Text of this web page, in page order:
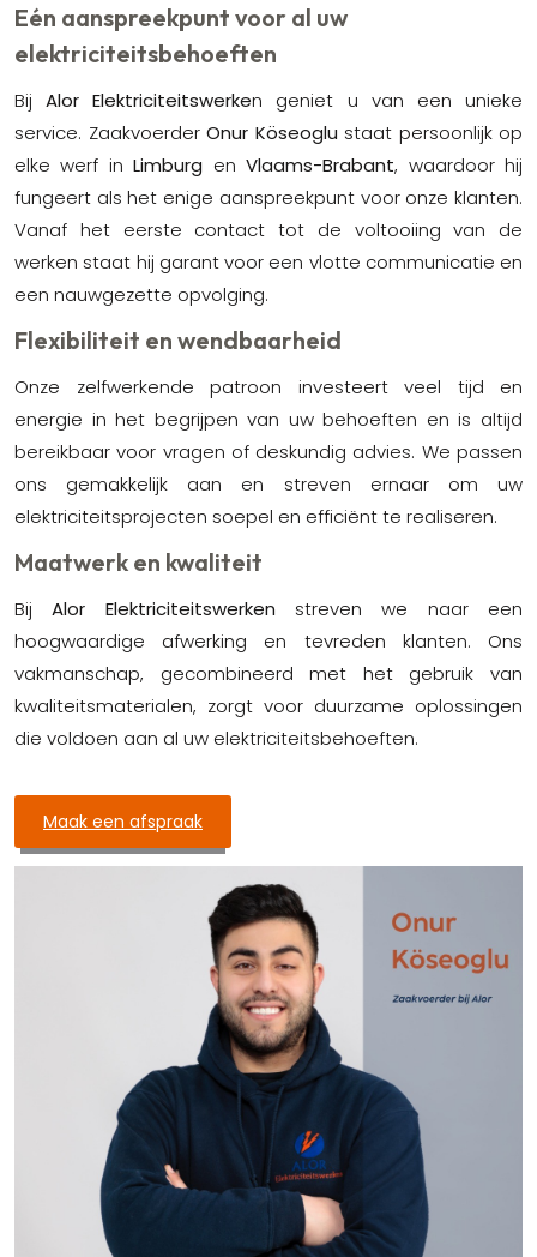
Eén aanspreekpunt voor al uw
elektriciteitsbehoeften
BijAlor Elektriciteitswerken geniet u van een unieke
service. Zaakvoerder Onur Köseoglu staat persoonlijk op
elke werf inLimburg enVlaams-Brabant, waardoor hij
fungeert als het enige aanspreekpunt voor onze klanten.
Vanaf het eerste contact tot de voltooiing van de
werken staat hij garant voor een vlotte communicatie en
een nauwgezette opvolging.
Flexibiliteit en wendbaarheid
Onze zelfwerkende patroon investeert veel tijd en
energie in het begrijpen van uw behoeften en is altijd
bereikbaar voor vragen of deskundig advies. We passen
ons gemakkelijk aan en streven ernaar om uw
elektriciteitsprojecten soepel en efficiënt te realiseren.
Maatwerk en kwaliteit
BijAlor Elektriciteitswerken streven we naar een
hoogwaardige afwerking en tevreden klanten. Ons
vakmanschap, gecombineerd met het gebruik van
kwaliteitsmaterialen, zorgt voor duurzame oplossingen
die voldoen aan al uw elektriciteitsbehoeften.
Maak een afspraak